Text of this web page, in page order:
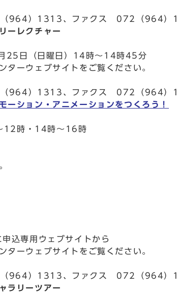
（964）1313、ファクス 072（964
ーレクチャー
25日（日曜日）14時～14時45分
ターウェブサイトをご覧ください。
（964）1313、ファクス 072（964
ーション・アニメーションをつくろう！
12時・14時～16時
込専用ウェブサイトから
ターウェブサイトをご覧ください。
（964）1313、ファクス 072（964
ラリーツアー